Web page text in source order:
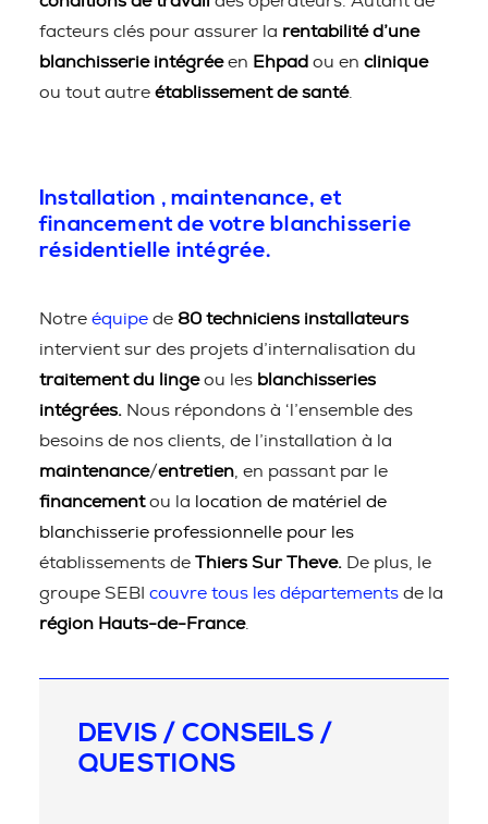
facteurs clés pour assurer la rentabilité d’une
blanchisserie intégréeen Ehpad ou en clinique
ou tout autre établissement de santé.
Installation , maintenance, et
financement de votre blanchisserie
résidentielle intégrée.
Notre équipe de 80 techniciens installateurs
intervient sur des projets d’internalisation du
traitement du lingeou les blanchisseries
intégrées. Nous répondons à ‘l’ensemble des
besoins de nos clients, de l’installation à la
maintenance/entretien , en passant par le
financementou la location de matériel de
blanchisserie professionnelle pour les
établissements de Thiers Sur Theve. De plus, le
groupe SEBI couvre tous les départements de la
région Hauts-de-France.
DEVIS / CONSEILS /
QUESTIONS